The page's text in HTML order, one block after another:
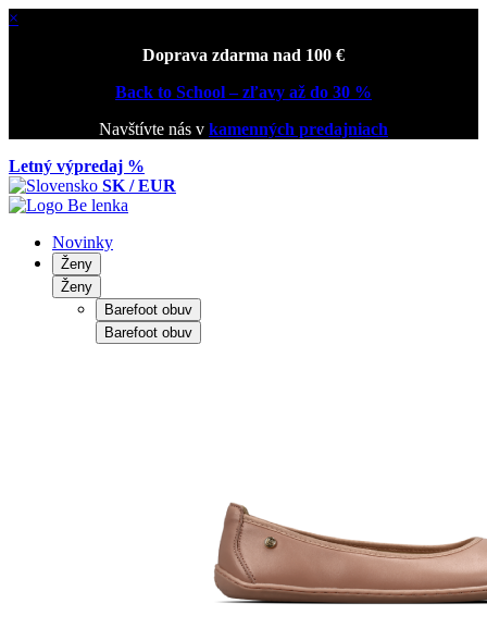
×
Doprava zdarma nad 100 €
Back to School – zľavy až do 30 %
Navštívte nás v kamenných predajniach
Letný výpredaj %
SK / EUR
Novinky
Ženy
Ženy
Barefoot obuv
Barefoot obuv